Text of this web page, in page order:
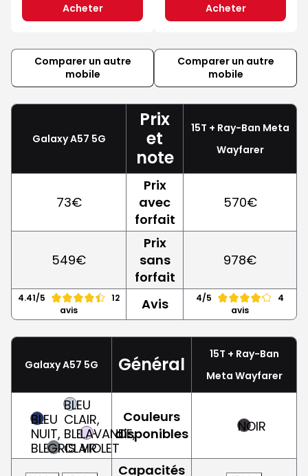
Acheter Acheter
Comparer un autre
mobile
Comparer un autre
mobile
Galaxy A57 5G
Prix
et
note
15T + Ray-Ban Meta
Wayfarer
73€
Prix
avec
forfait
570€
549€
Prix
sans
forfait
978€
4.41/5
12
avis
Avis 4/5
4
avis
Galaxy A57 5G Général
15T + Ray-Ban
Meta Wayfarer
BLEU
NUIT,
BLEUGRIS
BLEU
CLAIR,
BLEU-
CLAIR
LAVANDE,
VIOLET
Couleurs
disponibles
NOIR
Capacités